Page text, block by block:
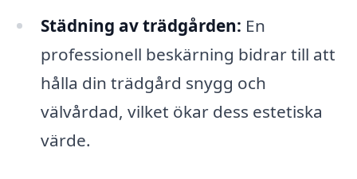
Städning av trädgården: En
professionell beskärning bidrar till att
hålla din trädgård snygg och
välvårdad, vilket ökar dess estetiska
värde.